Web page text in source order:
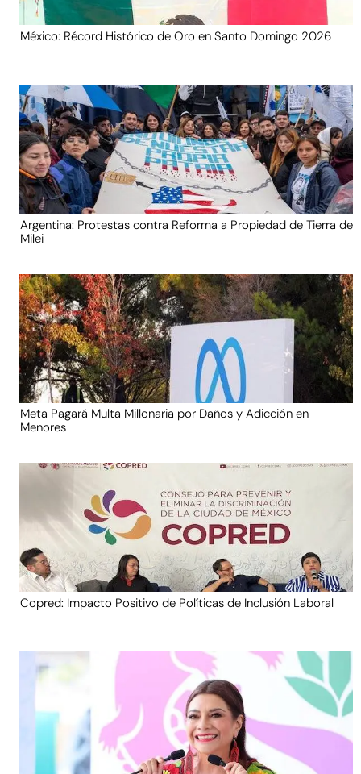
México: Récord Histórico de Oro en Santo Domingo 2026
Argentina: Protestas contra Reforma a Propiedad de Tierra de
Milei
Meta Pagará Multa Millonaria por Daños y Adicción en
Menores
Copred: Impacto Positivo de Políticas de Inclusión Laboral